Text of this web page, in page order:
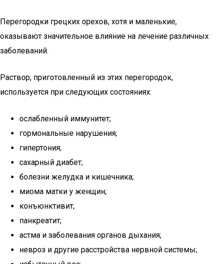
Перегородки грецких орехов, хотя и маленькие,
оказывают значительное влияние на лечение различных
заболеваний.
Раствор, приготовленный из этих перегородок,
используется при следующих состояниях:
ослабленный иммунитет;
гормональные нарушения;
гипертония;
сахарный диабет;
болезни желудка и кишечника;
миома матки у женщин;
конъюнктивит;
панкреатит;
астма и заболевания органов дыхания;
невроз и другие расстройства нервной системы;